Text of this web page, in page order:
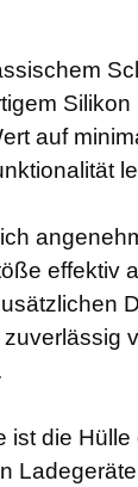
Silikon
auf
effektiv
ist die Hülle